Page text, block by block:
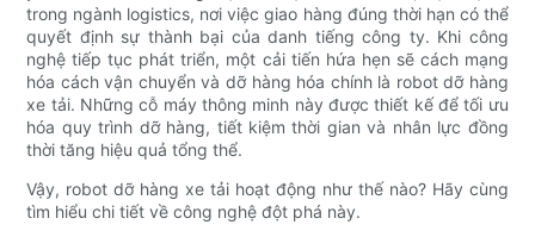
trong ngành logistics, nơi việc giao hàng đúng thời hạn có thể
quyết định sự thành bại của danh tiếng công ty. Khi công
nghệ tiếp tục phát triển, một cải tiến hứa hẹn sẽ cách mạng
hóa cách vận chuyển và dỡ hàng hóa chính là robot dỡ hàng
xe tải. Những cỗ máy thông minh này được thiết kế để tối ưu
hóa quy trình dỡ hàng, tiết kiệm thời gian và nhân lực đồng
thời tăng hiệu quả tổng thể.
Vậy, robot dỡ hàng xe tải hoạt động như thế nào? Hãy cùng
tìm hiểu chi tiết về công nghệ đột phá này.